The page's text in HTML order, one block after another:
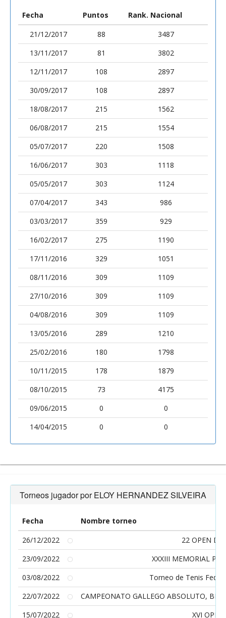
Fecha Puntos
Rank. Nacional
21/12/2017
88
3487
13/11/2017
81
3802
12/11/2017
108
2897
30/09/2017
108
2897
18/08/2017
215
1562
06/08/2017
215
1554
05/07/2017
220
1508
16/06/2017
303
1118
05/05/2017
303
1124
07/04/2017
343
986
03/03/2017
359
929
16/02/2017
275
1190
17/11/2016
329
1051
08/11/2016
309
1109
27/10/2016
309
1109
04/08/2016
309
1109
13/05/2016
289
1210
25/02/2016
180
1798
10/11/2015
178
1879
08/10/2015
73
4175
09/06/2015
0
0
14/04/2015
0 0
Torneos jugador por ELOY HERNANDEZ SILVEIRA
Fecha
Nombre torneo
26/12/2022
22 OPEN
23/09/2022
XXXIII MEMORIAL
03/08/2022
Torneo de Tenis
22/07/2022
CAMPEONATO GALLEGO ABSOLUTO,
15/07/2022
XVI